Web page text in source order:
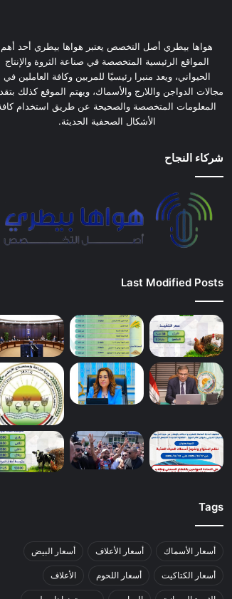
هواها بيطري أصل التخصص يعتبر هواها بيطري أحد أهم
المواقع الرئيسية المتخصصة في صناعة الثروة والإنتاج
الحيواني، ويعد منبرا رئيسيًا للمربين وكافة العاملين في
مجالات الدواجن واللارج والأسماك، ويهتم الموقع كذلك
المعلومات المتخصصة والصحيحة عن طريق استخدام
الأشكال الصحفية الحديثة.
شركاء النجاح
Last Modified Posts
Tags
أسعار الأسماك أسعار الأعلاف أسعار البيض
أسعار الكتاكيت أسعار اللحوم الأعلاف